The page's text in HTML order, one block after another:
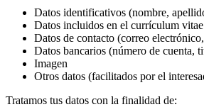
Datos identificativos (nombre,
Datos incluidos en el currículum
Datos de contacto (correo
Datos bancarios (número de cuenta,
Imagen
Otros datos (facilitados por el
Tratamos tus datos con la finalidad de: